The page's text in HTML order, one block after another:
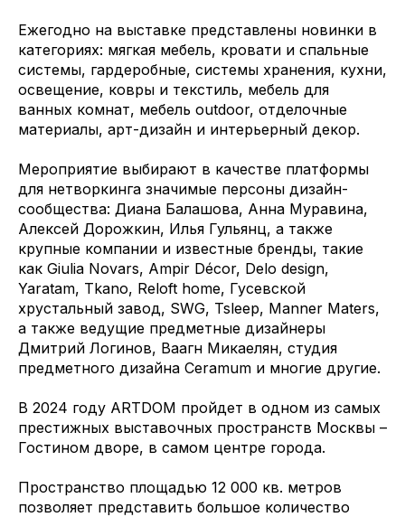
Ежегодно на выставке представлены новинки в
категориях: мягкая мебель, кровати и спальные
системы, гардеробные, системы хранения, кухни,
освещение, ковры и текстиль, мебель для
ванных комнат, мебель outdoor, отделочные
материалы, арт-дизайн и интерьерный декор.
Мероприятие выбирают в качестве платформы
для нетворкинга значимые персоны дизайн-
сообщества: Диана Балашова, Анна Муравина,
Алексей Дорожкин, Илья Гульянц, а также
крупные компании и известные бренды, такие
как Giulia Novars, Ampir Décor, Delo design,
Yaratam, Tkano, Reloft home, Гусевской
хрустальный завод, SWG, Tsleep, Manner Maters,
а также ведущие предметные дизайнеры
Дмитрий Логинов, Ваагн Микаелян, студия
предметного дизайна Ceramum и многие другие.
В 2024 году ARTDOM пройдет в одном из самых
престижных выставочных пространств Москвы –
Гостином дворе, в самом центре города.
Пространство площадью 12 000 кв. метров
позволяет представить большое количество